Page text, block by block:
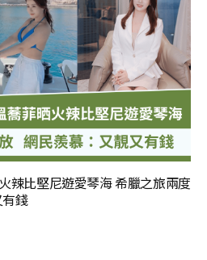
辣比堅尼遊愛琴海 希臘之旅兩度
錢